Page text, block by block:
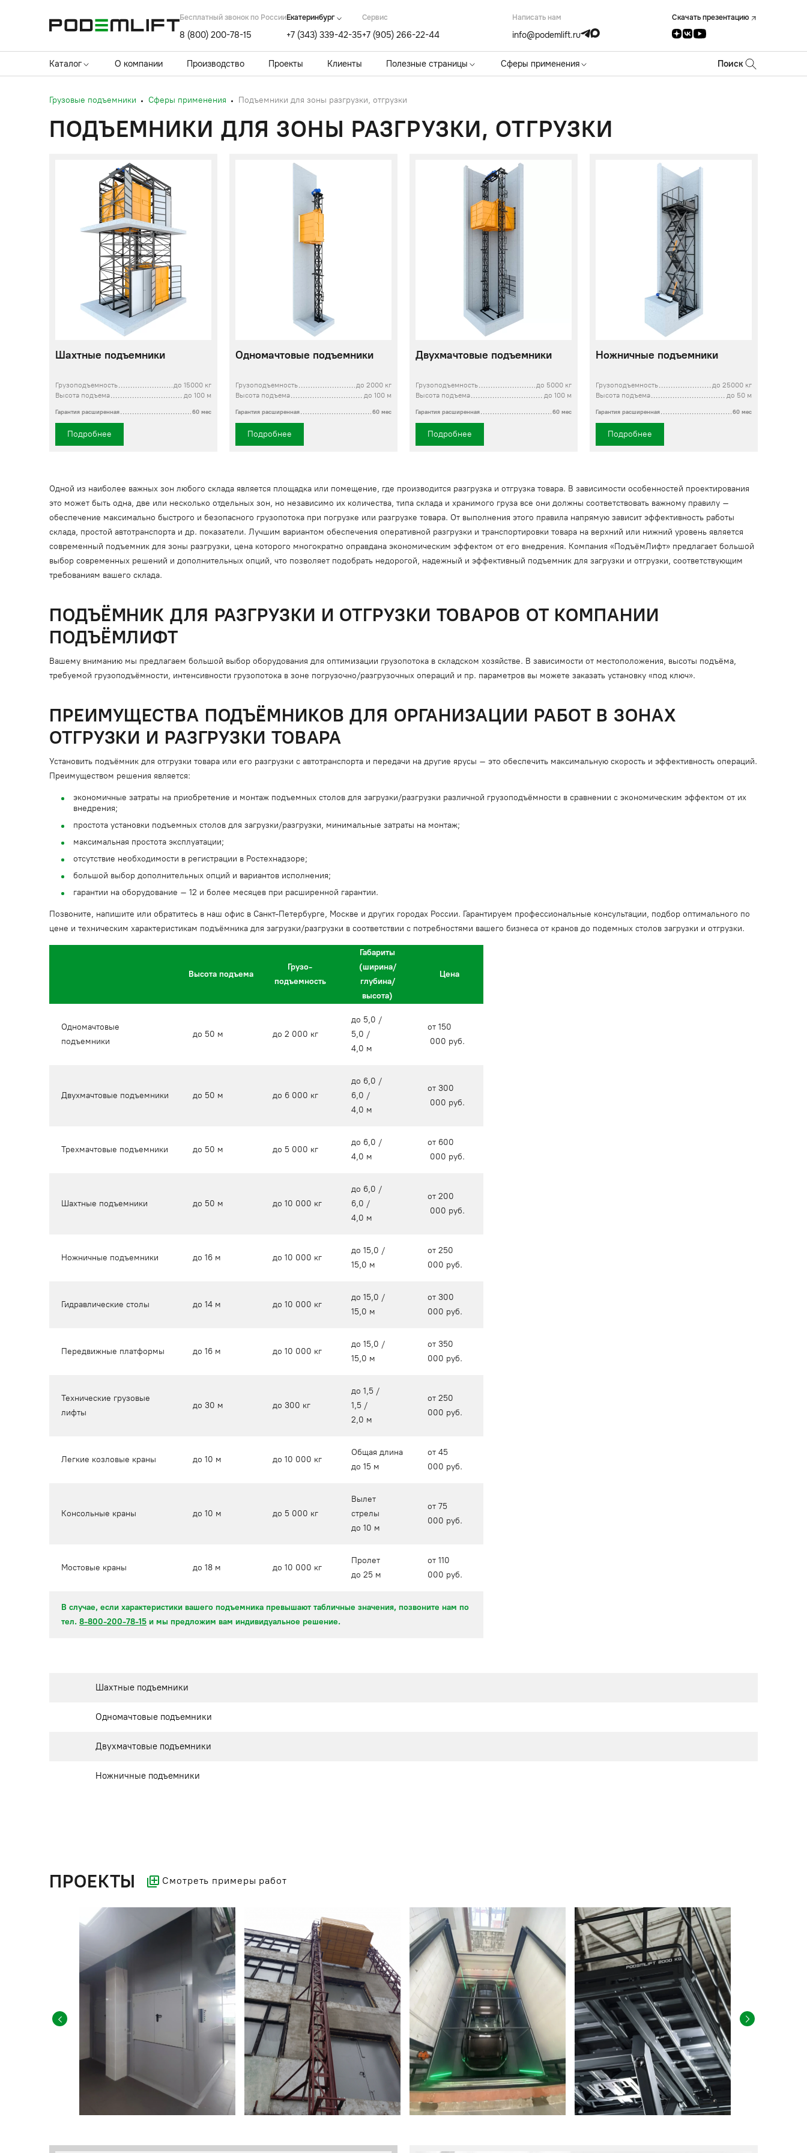
Бесплатный звонок по России
8 (800) 200-78-15
Екатеринбург
+7 (343) 339-42-35
Cервис
+7 (905) 266-22-44
Написать нам
info@podemlift.ru
Скачать презентацию
Каталог О компании Производство Проекты Клиенты Полезные страницы Сферы применения Поиск
Грузовые подъемники Сферы применения Подъемники для зоны разгрузки, отгрузки
ПОДЪЕМНИКИ ДЛЯ ЗОНЫ РАЗГРУЗКИ, ОТГРУЗКИ
Шахтные подъемники
Грузоподъемность
до 15000 кг
Высота подъема
до 100 м
Гарантия расширенная 60 мес
Подробнее
Одномачтовые подъемники
Грузоподъемность
до 2000 кг
Высота подъема
до 100 м
Гарантия расширенная 60 мес
Подробнее
Двухмачтовые подъемники
Грузоподъемность
до 5000 кг
Высота подъема
до 100 м
Гарантия расширенная 60 мес
Подробнее
Ножничные подъемники
Грузоподъемность
до 25000 кг
Высота подъема
до 50 м
Гарантия расширенная 60 мес
Подробнее
Одной из наиболее важных зон любого склада является площадка или помещение, где производится разгрузка и отгрузка товара. В зависимости особенностей проектирования
это может быть одна, две или несколько отдельных зон, но независимо их количества, типа склада и хранимого груза все они должны соответствовать важному правилу –
обеспечение максимально быстрого и безопасного грузопотока при погрузке или разгрузке товара. От выполнения этого правила напрямую зависит эффективность работы
склада, простой автотранспорта и др. показатели. Лучшим вариантом обеспечения оперативной разгрузки и транспортировки товара на верхний или нижний уровень является
современный подъемник для зоны разгрузки, цена которого многократно оправдана экономическим эффектом от его внедрения. Компания «ПодъёмЛифт» предлагает большой
выбор современных решений и дополнительных опций, что позволяет подобрать недорогой, надежный и эффективный подъемник для загрузки и отгрузки, соответствующим
требованиям вашего склада.
ПОДЪЁМНИК ДЛЯ РАЗГРУЗКИ И ОТГРУЗКИ ТОВАРОВ ОТ КОМПАНИИ
ПОДЪЁМЛИФТ
Вашему вниманию мы предлагаем большой выбор оборудования для оптимизации грузопотока в складском хозяйстве. В зависимости от местоположения, высоты подъёма,
требуемой грузоподъёмности, интенсивности грузопотока в зоне погрузочно/разгрузочных операций и пр. параметров вы можете заказать установку «под ключ».
ПРЕИМУЩЕСТВА ПОДЪЁМНИКОВ ДЛЯ ОРГАНИЗАЦИИ РАБОТ В ЗОНАХ
ОТГРУЗКИ И РАЗГРУЗКИ ТОВАРА
Установить подъёмник для отгрузки товара или его разгрузки с автотранспорта и передачи на другие ярусы – это обеспечить максимальную скорость и эффективность операций.
Преимуществом решения является:
экономичные затраты на приобретение и монтаж подъемных столов для загрузки/разгрузки различной грузоподъёмности в сравнении с экономическим эффектом от их
внедрения;
простота установки подъемных столов для загрузки/разгрузки, минимальные затраты на монтаж;
максимальная простота эксплуатации;
отсутствие необходимости в регистрации в Ростехнадзоре;
большой выбор дополнительных опций и вариантов исполнения;
гарантии на оборудование – 12 и более месяцев при расширенной гарантии.
Позвоните, напишите или обратитесь в наш офис в Санкт-Петербурге, Москве и других городах России. Гарантируем профессиональные консультации, подбор оптимального по
цене и техническим характеристикам подъёмника для загрузки/разгрузки в соответствии с потребностями вашего бизнеса от кранов до подемных столов загрузки и отгрузки.
Высота подъема
Грузо-
подъемность
Габариты
(ширина/
глубина/
высота)
Цена
Одномачтовые
подъемники
до 50 м до 2 000 кг
до 5,0 /
5,0 /
4,0 м
от 150
000 руб.
Двухмачтовые подъемники до 50 м до 6 000 кг
до 6,0 /
6,0 /
4,0 м
от 300
000 руб.
Трехмачтовые подъемники до 50 м до 5 000 кг
до 6,0 /
4,0 м
от 600
000 руб.
Шахтные подъемники до 50 м до 10 000 кг
до 6,0 /
6,0 /
4,0 м
от 200
000 руб.
Ножничные подъемники до 16 м до 10 000 кг
до 15,0 /
15,0 м
от 250
000 руб.
Гидравлические столы до 14 м до 10 000 кг
до 15,0 /
15,0 м
от 300
000 руб.
Передвижные платформы до 16 м до 10 000 кг
до 15,0 /
15,0 м
от 350
000 руб.
Технические грузовые
лифты
до 30 м до 300 кг
до 1,5 /
1,5 /
2,0 м
от 250
000 руб.
Легкие козловые краны до 10 м до 10 000 кг
Общая длина
до 15 м
от 45
000 руб.
Консольные краны до 10 м до 5 000 кг
Вылет
стрелы
до 10 м
от 75
000 руб.
Мостовые краны до 18 м до 10 000 кг
Пролет
до 25 м
от 110
000 руб.
В случае, если характеристики вашего подъемника превышают табличные значения, позвоните нам по
тел. 8-800-200-78-15 и мы предложим вам индивидуальное решение.
Шахтные подъемники
Одномачтовые подъемники
Двухмачтовые подъемники
Ножничные подъемники
ПРОЕКТЫ Смотреть примеры работ